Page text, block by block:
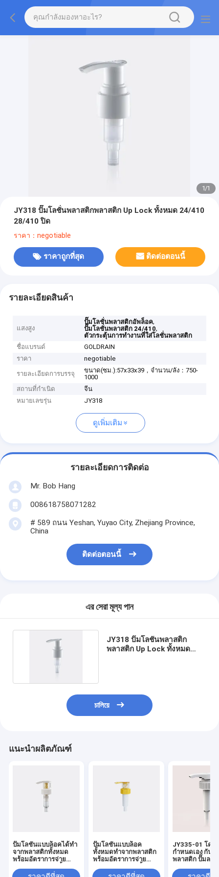
1/1
JY318 ปั๊มโลชั่นพลาสติกพลาสติก Up Lock ทั้งหมด 24/410
28/410 ปิด
ราคา：negotiable
ราคาถูกที่สุด ติดต่อตอนนี้
รายละเอียดสินค้า
แสงสูง
ปั๊มโลชั่นพลาสติกอัพล็อค,
ปั๊มโลชั่นพลาสติก 24/410,
ตัวกระตุ้นการทำงานที่ใส่โลชั่นพลาสติก
ชื่อแบรนด์
GOLDRAIN
ราคา
negotiable
รายละเอียดการบรรจุ
ขนาด(ซม.):57x33x39，จำนวน/ลัง：750-
1000
สถานที่กำเนิด
จีน
หมายเลขรุ่น
JY318
ดูเพิ่มเติม
รายละเอียดการติดต่อ
Mr. Bob Hang
008618758071282
# 589 ถนน Yeshan, Yuyao City, Zhejiang Province,
China
ติดต่อตอนนี้
এর সেরা মূল্য পান
JY318 ปั๊มโลชั่นพลาสติก
พลาสติก Up Lock ทั้งหมด
চালিয়ে
แนะนำผลิตภัณฑ์
ปั๊มโลชั่นแบบล็อคได้ทำ
จากพลาสติกทั้งหมด
พร้อมอัตราการจ่าย
สำหรับการใช้งานระดับ
ปั๊มโลชั่นแบบล็อค
ทั้งหมดทำจากพลาสติก
พร้อมอัตราการจ่าย
สำหรับการใช้งานระดับ
JY335-01 โคร
กําหนดเอง กันน้ํ
พลาสติก ปั๊มลงล็